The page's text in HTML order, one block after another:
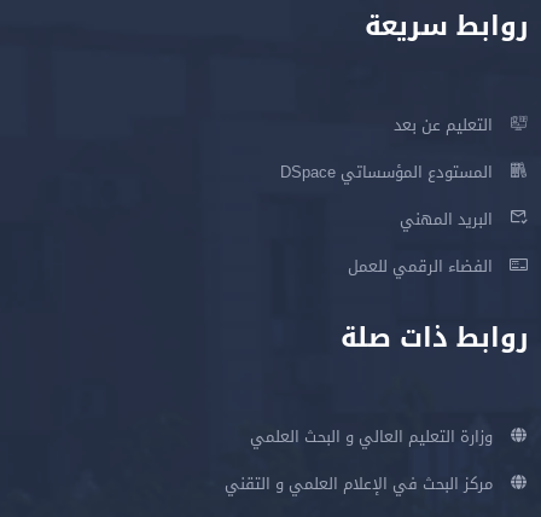
روابط سريعة
التعليم عن بعد
المستودع المؤسساتي DSpace
البريد المهني
الفضاء الرقمي للعمل
روابط ذات صلة
وزارة التعليم العالي و البحث العلمي
مركز البحث في الإعلام العلمي و التقني